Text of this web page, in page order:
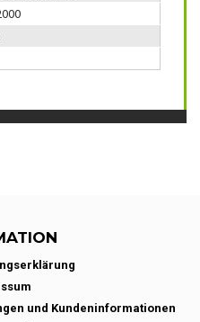
und Kundeninformationen